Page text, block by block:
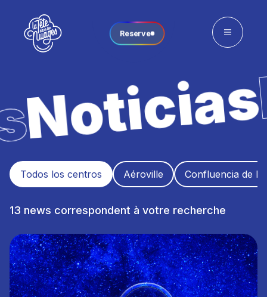
Reserve
Todos los centros Aéroville Confluencia de
13 news correspondent à votre recherche